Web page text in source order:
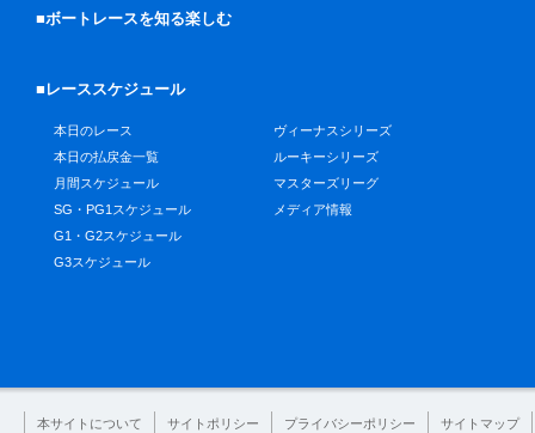
■ボートレースを知る楽しむ
■レーススケジュール
本日のレース
本日の払戻金一覧
月間スケジュール
SG・PG1スケジュール
G1・G2スケジュール
G3スケジュール
ヴィーナスシリーズ
ルーキーシリーズ
マスターズリーグ
メディア情報
本サイトについて サイトポリシー プライバシーポリシー サイトマップ